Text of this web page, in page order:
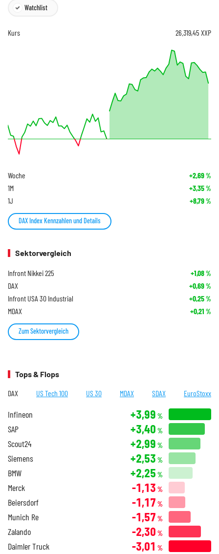
Watchlist
Kurs 26.319,45 XXP
Woche +2,69%
1M +3,35%
1J +8,79%
DAX Index Kennzahlen und Details
Sektorvergleich
Infront Nikkei 225 +1,08%
DAX +0,69%
Infront USA 30 Industrial +0,25%
MDAX +0,21 %
Zum Sektorvergleich
Tops & Flops
DAX US Tech 100 US 30 MDAX SDAX EuroStoxx
Infineon +3,99 %
SAP +3,40 %
Scout24 +2,99 %
Siemens +2,53 %
BMW +2,25 %
Merck -1,13 %
Beiersdorf -1,17 %
Munich Re -1,57 %
Zalando -2,30 %
Daimler Truck -3,01 %